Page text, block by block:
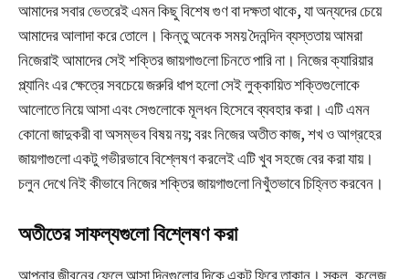
আমাদের সবার ভেতরেই এমন কিছু বিশেষ গুণ বা দক্ষতা থাকে, যা অন্যদের চেয়ে
আমাদের আলাদা করে তোলে। কিন্তু অনেক সময় দৈনন্দিন ব্যস্ততায় আমরা
নিজেরাই আমাদের সেই শক্তির জায়গাগুলো চিনতে পারি না। নিজের ক্যারিয়ার
প্ল্যানিং এর ক্ষেত্রে সবচেয়ে জরুরি ধাপ হলো সেই লুক্কায়িত শক্তিগুলোকে
আলোতে নিয়ে আসা এবং সেগুলোকে মূলধন হিসেবে ব্যবহার করা। এটি এমন
কোনো জাদুকরী বা অসম্ভব বিষয় নয়; বরং নিজের অতীত কাজ, শখ ও আগ্রহের
জায়গাগুলো একটু গভীরভাবে বিশ্লেষণ করলেই এটি খুব সহজে বের করা যায়।
চলুন দেখে নিই কীভাবে নিজের শক্তির জায়গাগুলো নিখুঁতভাবে চিহ্নিত করবেন।
অতীতের সাফল্যগুলো বিশ্লেষণ করা